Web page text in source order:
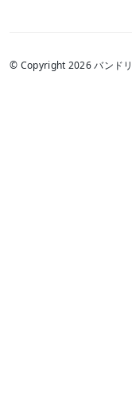
© Copyright 2026 バンド